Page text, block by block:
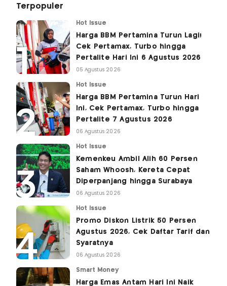
Terpopuler
Hot Issue
Harga BBM Pertamina Turun Lagi!
Cek Pertamax, Turbo hingga
Pertalite Hari Ini 6 Agustus 2026
05 Agustus 2026
Hot Issue
Harga BBM Pertamina Turun Hari
Ini, Cek Pertamax, Turbo hingga
Pertalite 7 Agustus 2026
06 Agustus 2026
Hot Issue
Kemenkeu Ambil Alih 60 Persen
Saham Whoosh, Kereta Cepat
Diperpanjang hingga Surabaya
06 Agustus 2026
Hot Issue
Promo Diskon Listrik 50 Persen
Agustus 2026, Cek Daftar Tarif dan
Syaratnya
06 Agustus 2026
Smart Money
Harga Emas Antam Hari Ini Naik